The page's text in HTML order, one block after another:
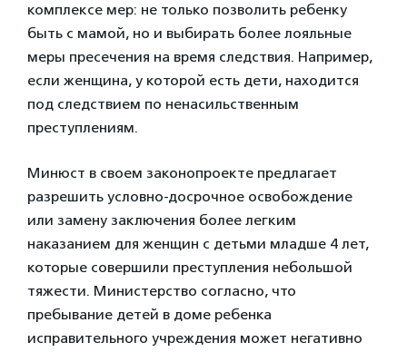
комплексе мер: не только позволить ребенку
быть с мамой, но и выбирать более лояльные
меры пресечения на время следствия. Например,
если женщина, у которой есть дети, находится
под следствием по ненасильственным
преступлениям.
Минюст в своем законопроекте предлагает
разрешить условно-досрочное освобождение
или замену заключения более легким
наказанием для женщин с детьми младше 4 лет,
которые совершили преступления небольшой
тяжести. Министерство согласно, что
пребывание детей в доме ребенка
исправительного учреждения может негативно